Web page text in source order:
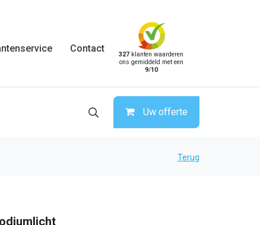
Contact
327 klanten waarderen
ons gemiddeld met een
9/10
Uw offerte
Terug